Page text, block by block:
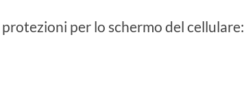
per lo schermo del cellulare: